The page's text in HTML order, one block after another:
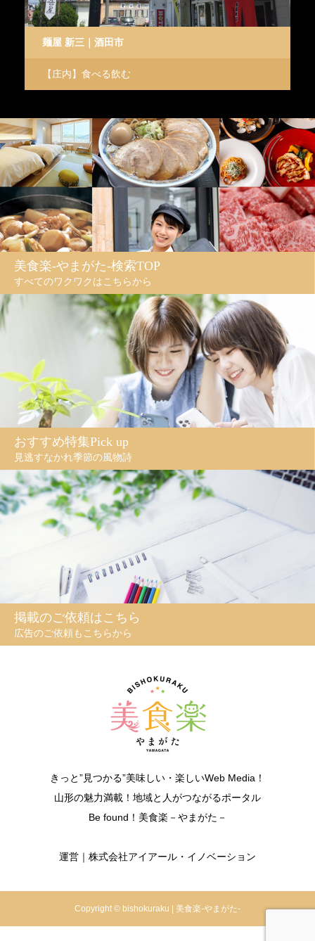
麺屋 新三｜酒田市
【庄内】食べる飲む
美食楽-やまがた-検索TOP
すべてのワクワクはこちらから
おすすめ特集Pick up
見逃すなかれ季節の風物詩
掲載のご依頼はこちら
広告のご依頼もこちらから
きっと”見つかる”美味しい・楽しいWeb Media！
山形の魅力満載！地域と人がつながるポータル
Be found！美食楽－やまがた－
運営｜株式会社アイアール・イノベーション
Copyright © bishokuraku | 美食楽-やまがた-